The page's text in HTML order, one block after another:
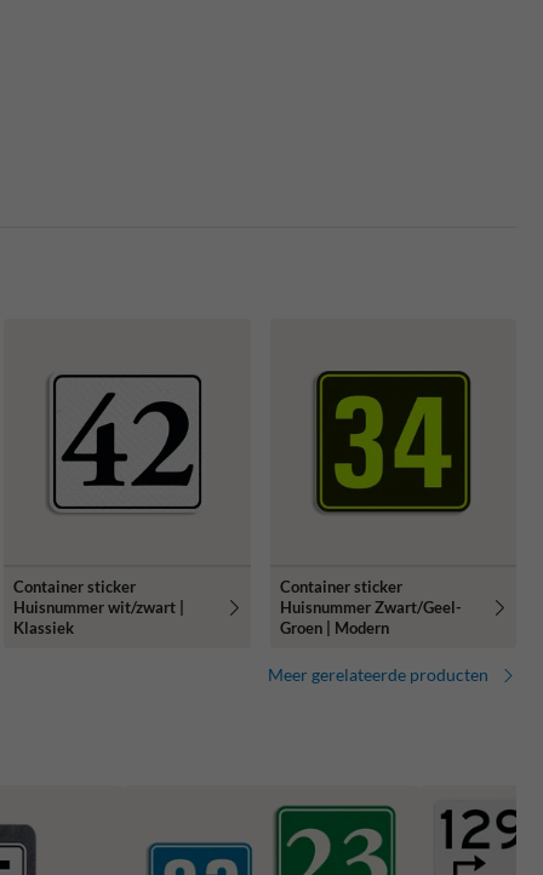
Container sticker
Huisnummer wit/zwart |
Klassiek
Container sticker
Huisnummer Zwart/Geel-
Groen | Modern
Meer gerelateerde producten